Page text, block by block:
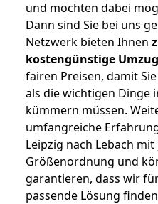
und möchten dabei
Dann sind Sie bei uns
Netzwerk bieten Ihnen
kostengünstige
fairen Preisen, damit
als die wichtigen Dinge
kümmern müssen.
umfangreiche
Leipzig nach Lebach
Größenordnung und
garantieren, dass wir
passende Lösung